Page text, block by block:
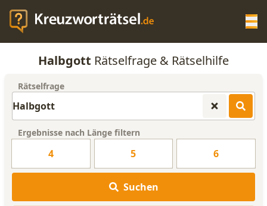
KREUZWORTRÄTSEL-HILFE
WORTLISTE
Halbgott Rätselfrage & Rätselhilfe
Rätselfrage
Ergebnisse nach Länge filtern
4 5 6
Suchen